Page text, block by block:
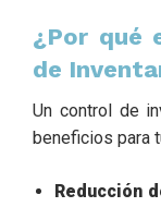
¿Por qué
de
Un control de
beneficios para
Reducción